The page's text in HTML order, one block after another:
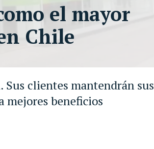
Sus clientes mantendrán sus
mejores beneficios
el mayor
Chile